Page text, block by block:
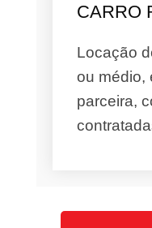
CARRO
Locação
ou médio,
parceira,